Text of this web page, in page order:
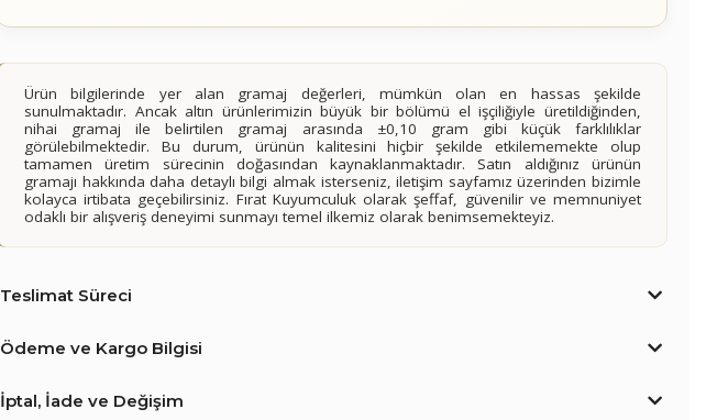
Ürün bilgilerinde yer alan gramaj değerleri, mümkün olan en hassas şekilde
sunulmaktadır. Ancak altın ürünlerimizin büyük bir bölümü el işçiliğiyle üretildiğinden,
nihai gramaj ile belirtilen gramaj arasında ±0,10 gram gibi küçük farklılıklar
görülebilmektedir. Bu durum, ürünün kalitesini hiçbir şekilde etkilememekte olup
tamamen üretim sürecinin doğasından kaynaklanmaktadır. Satın aldığınız ürünün
gramajı hakkında daha detaylı bilgi almak isterseniz, iletişim sayfamız üzerinden bizimle
kolayca irtibata geçebilirsiniz. Fırat Kuyumculuk olarak şeffaf, güvenilir ve memnuniyet
odaklı bir alışveriş deneyimi sunmayı temel ilkemiz olarak benimsemekteyiz.
Teslimat Süreci
Ödeme ve Kargo Bilgisi
İptal, İade ve Değişim